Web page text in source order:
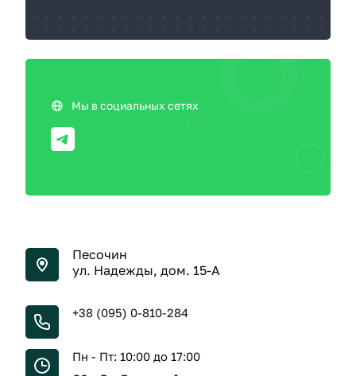
Мы в социальных сетях
Песочин
ул. Надежды, дом. 15-А
+38 (095) 0-810-284
Пн - Пт: 10:00 до 17:00